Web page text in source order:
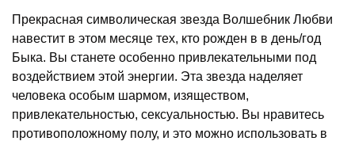
Прекрасная символическая звезда Волшебник Любви
навестит в этом месяце тех, кто рожден в в день/год
Быка. Вы станете особенно привлекательными под
воздействием этой энергии. Эта звезда наделяет
человека особым шармом, изяществом,
привлекательностью, сексуальностью. Вы нравитесь
противоположному полу, и это можно использовать в